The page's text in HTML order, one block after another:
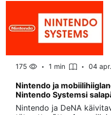
175 1 min 04
Nintendo ja
Nintendo Systemsi
Nintendo ja DeNA